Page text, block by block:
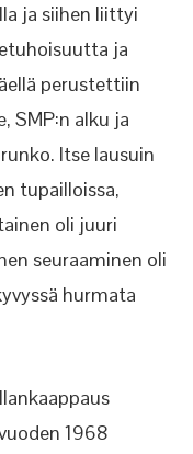
ja siihen liittyi
ja
perustettiin
SMP:n alku ja
Itse lausuin
tupailloissa,
oli juuri
seuraaminen oli
hurmata
1968